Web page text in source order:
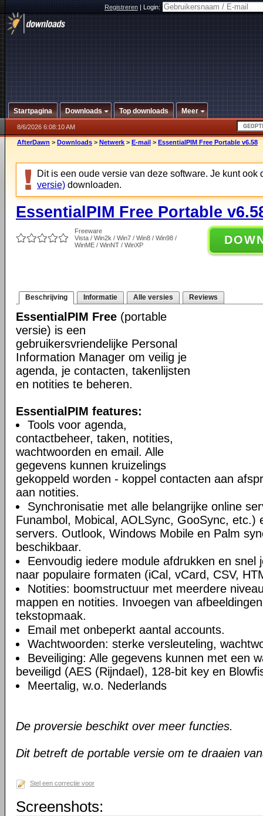
Registreren|Login:
Startpagina Downloads Top downloads Meer
8/6/2026 6:08:10 AM
AfterDawn > Downloads > Netwerk > E-mail > EssentialPIM Free Portable v6.58
Dit is een oude versie van deze software. Je kunt ook
versie) downloaden.
EssentialPIM Free Portable
Freeware
Vista / Win2k / Win7 / Win8 / Win98 /
WinME / WinNT / WinXP
Beschrijving Informatie Alle versies Reviews
EssentialPIM Free (portable
versie) is een
gebruikersvriendelijke Personal
Information Manager om veilig je
agenda, je contacten, takenlijsten
en notities te beheren.
EssentialPIM features:
Tools voor agenda,
contactbeheer, taken, notities,
wachtwoorden en email. Alle
gegevens kunnen kruizelings
gekoppeld worden - koppel contacten aan
aan notities.
Synchronisatie met alle belangrijke online
Funambol, Mobical, AOLSync, GooSync, etc.)
servers. Outlook, Windows Mobile en Palm
beschikbaar.
Eenvoudig iedere module afdrukken en snel
naar populaire formaten (iCal, vCard, CSV,
Notities: boomstructuur met meerdere
mappen en notities. Invoegen van
tekstopmaak.
Email met onbeperkt aantal accounts.
Wachtwoorden: sterke versleuteling,
Beveiliging: Alle gegevens kunnen met een
beveiligd (AES (Rijndael), 128-bit key en
Meertalig, w.o. Nederlands
De proversie beschikt over meer functies.
Dit betreft de portable versie om te draaien
Stel een correctie voor
Screenshots: